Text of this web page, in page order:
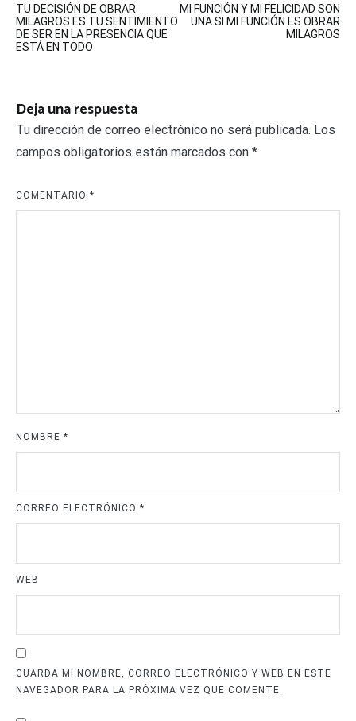
de
entradas
TU DECISIÓN DE OBRAR
MILAGROS ES TU SENTIMIENTO
DE SER EN LA PRESENCIA QUE
ESTÁ EN TODO
MI FUNCIÓN Y MI FELICIDAD SON
UNA SI MI FUNCIÓN ES OBRAR
MILAGROS
Deja una respuesta
Tu dirección de correo electrónico no será publicada. Los
campos obligatorios están marcados con *
COMENTARIO *
NOMBRE *
CORREO ELECTRÓNICO *
WEB
GUARDA MI NOMBRE, CORREO ELECTRÓNICO Y WEB EN ESTE
NAVEGADOR PARA LA PRÓXIMA VEZ QUE COMENTE.